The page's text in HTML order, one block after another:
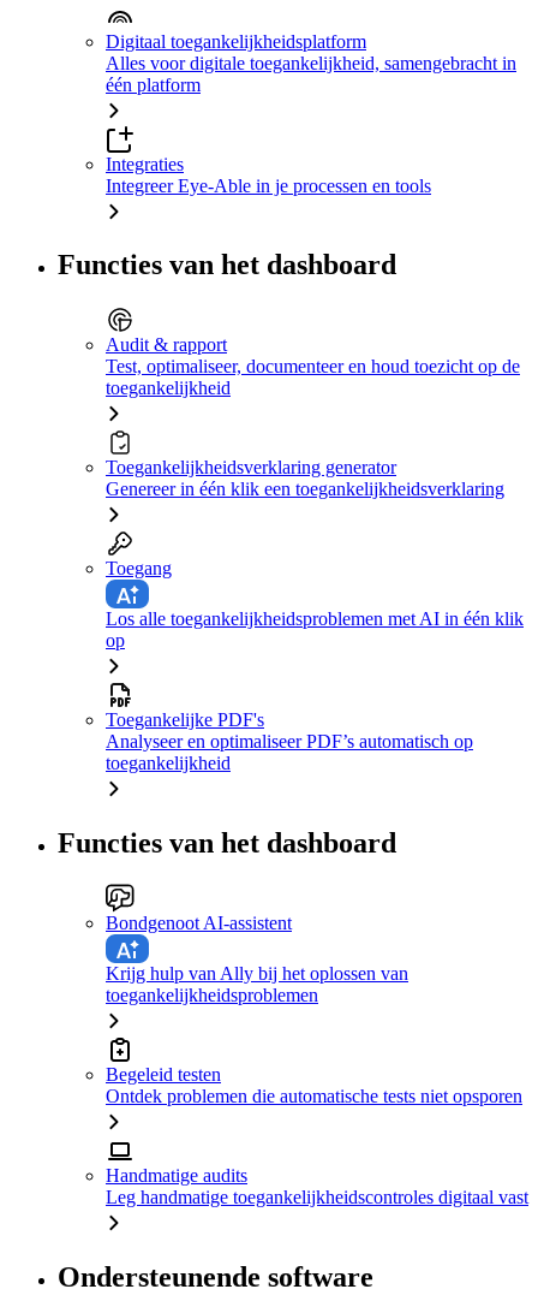
Digitaal toegankelijkheidsplatform
Alles voor digitale toegankelijkheid, samengebracht in
één platform
Integraties
Integreer Eye-Able in je processen en tools
Functies van het dashboard
Audit & rapport
Test, optimaliseer, documenteer en houd toezicht op de
toegankelijkheid
Toegankelijkheidsverklaring generator
Genereer in één klik een toegankelijkheidsverklaring
Toegang
Los alle toegankelijkheidsproblemen met AI in één klik
op
Toegankelijke PDF's
Analyseer en optimaliseer PDF’s automatisch op
toegankelijkheid
Functies van het dashboard
Bondgenoot AI-assistent
Krijg hulp van Ally bij het oplossen van
toegankelijkheidsproblemen
Begeleid testen
Ontdek problemen die automatische tests niet opsporen
Handmatige audits
Leg handmatige toegankelijkheidscontroles digitaal vast
Ondersteunende software